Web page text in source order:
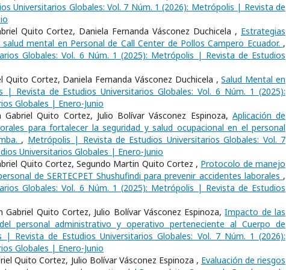
Universitarios Globales: Vol. 7 Núm. 1 (2026): Metrópolis | Revista de
Quito Cortez, Daniela Fernanda Vásconez Duchicela , Estrategias
mental en Personal de Call Center de Pollos Campero Ecuador. ,
Globales: Vol. 6 Núm. 1 (2025): Metrópolis | Revista de Estudios
Quito Cortez, Daniela Fernanda Vásconez Duchicela ,Salud Mental en
| Revista de Estudios Universitarios Globales: Vol. 6 Núm. 1 (2025):
Globales | Enero-Junio
Quito Cortez, Julio Bolívar Vásconez Espinoza, Aplicación de
para fortalecer la seguridad y salud ocupacional en el personal
, Metrópolis | Revista de Estudios Universitarios Globales: Vol. 7
Universitarios Globales | Enero-Junio
Quito Cortez, Segundo Martin Quito Cortez , Protocolo de manejo
de SERTECPET Shushufindi para prevenir accidentes laborales ,
Globales: Vol. 6 Núm. 1 (2025): Metrópolis | Revista de Estudios
Gabriel Quito Cortez, Julio Bolívar Vásconez Espinoza,Impacto de las
personal administrativo y operativo perteneciente al Cuerpo de
| Revista de Estudios Universitarios Globales: Vol. 7 Núm. 1 (2026):
Globales | Enero-Junio
Quito Cortez, Julio Bolívar Vásconez Espinoza , Evaluación de riesgos